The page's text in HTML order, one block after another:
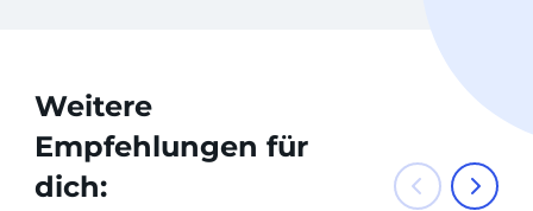
Weitere
Empfehlungen für
dich: